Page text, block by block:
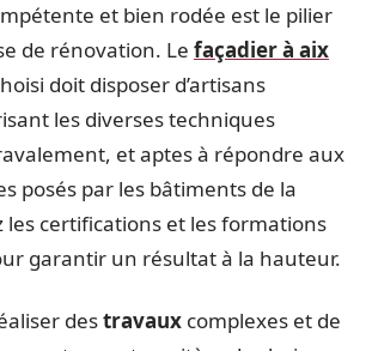
et bien rodée est le pilier
de rénovation. Le façadier à aix
doit disposer d’artisans
les diverses techniques
et aptes à répondre aux
posés par les bâtiments de la
les certifications et les formations
garantir un résultat à la hauteur.
destravaux complexes et de